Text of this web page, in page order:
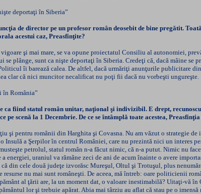
deportaţi în Siberia”
de director pe un profesor român deosebit de bine pregătit.
acestui caz, Preasfinţite?
şi mai mare, se va opune proiectatul Consiliu al autonomiei,
plânge, sunt ca nişte deportaţi în Siberia. Credeţi că, dacă mâine
îi barează calea. De altfel, dacă urmăriţi anunţurile publicitare
clar că nici muncitor necalificat nu poţi fii dacă nu vorbeşti ungureşte.
în România”
ca fiind statul român unitar, naţional şi indivizibil. E drept,
scenă la 1 Decembrie. De ce se întâmplă toate acestea,
pentru românii din Harghita şi Covasna. Nu am văzut o strategie
Insulă a Şerpilor în centrul României, care nu prezintă nici un
petrolul, statul român n-a făcut nimic, că n-a putut. Nimic nu
energiei, uraniul va rămâne zeci de ani de acum înainte o avere
din cele două judeţe izvorăsc Mureşul, Oltul şi Trotuşul, plus
resurse nu mai sunt româneşti. De aceea, mă întreb: oare politicienii
al ţării are, la un moment dat, o valoare inestimabilă? Uitaţi-vă
lor şi trebuie apărat. Abia mai târziu au aflat că stau pe o imensă